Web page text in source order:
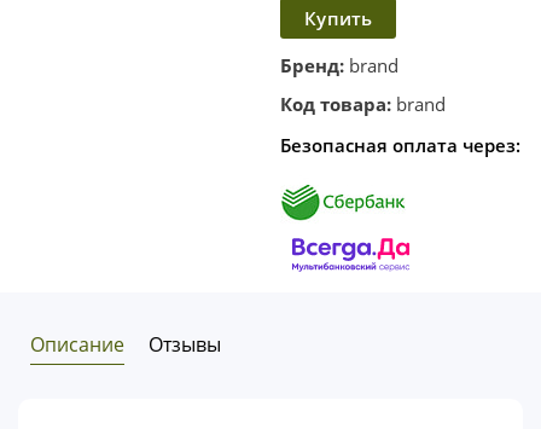
в
корзину
Купить
в один
клик
Бренд: brand
Код товара: brand
Безопасная оплата через:
Описание Отзывы